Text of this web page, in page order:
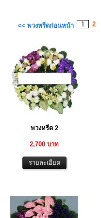
<< พวงหรีดก่อนหน้า 1 2
พวงหรีด 2
2,700 บาท